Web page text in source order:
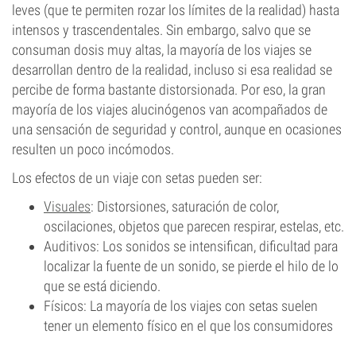
leves (que te permiten rozar los límites de la realidad) hasta
intensos y trascendentales. Sin embargo, salvo que se
consuman dosis muy altas, la mayoría de los viajes se
desarrollan dentro de la realidad, incluso si esa realidad se
percibe de forma bastante distorsionada. Por eso, la gran
mayoría de los viajes alucinógenos van acompañados de
una sensación de seguridad y control, aunque en ocasiones
resulten un poco incómodos.
Los efectos de un viaje con setas pueden ser:
Visuales: Distorsiones, saturación de color,
oscilaciones, objetos que parecen respirar, estelas, etc.
Auditivos: Los sonidos se intensifican, dificultad para
localizar la fuente de un sonido, se pierde el hilo de lo
que se está diciendo.
Físicos: La mayoría de los viajes con setas suelen
tener un elemento físico en el que los consumidores